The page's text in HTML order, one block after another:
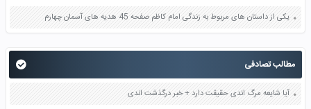
یکی از داستان های مربوط به زندگی امام کاظم صفحه 45 هدیه های آسمان چهارم
مطالب تصادفی
آیا شایعه مرگ اندی حقیقت دارد + خبر درگذشت اندی